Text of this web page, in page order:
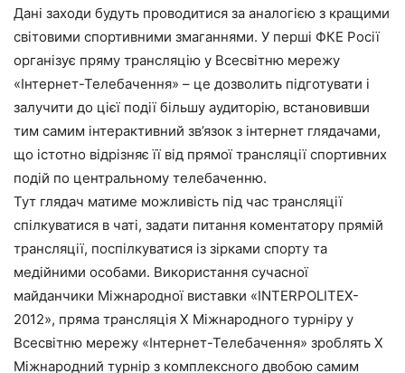
Дані заходи будуть проводитися за аналогією з кращими
світовими спортивними змаганнями. У перші ФКЕ Росії
організує пряму трансляцію у Всесвітню мережу
«Інтернет-Телебачення» – це дозволить підготувати і
залучити до цієї події більшу аудиторію, встановивши
тим самим інтерактивний зв’язок з інтернет глядачами,
що істотно відрізняє її від прямої трансляції спортивних
подій по центральному телебаченню.
Тут глядач матиме можливість під час трансляції
спілкуватися в чаті, задати питання коментатору прямій
трансляції, поспілкуватися із зірками спорту та
медійними особами. Використання сучасної
майданчики Міжнародної виставки «INTERPOLITEX-
2012», пряма трансляція X Міжнародного турніру у
Всесвітню мережу «Інтернет-Телебачення» зроблять X
Міжнародний турнір з комплексного двобою самим